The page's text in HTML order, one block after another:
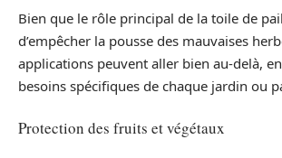
Bien que le rôle principal de la toile de
d’empêcher la pousse des mauvaises
applications peuvent aller bien au-delà,
besoins spécifiques de chaque jardin ou
Protection des fruits et végétaux